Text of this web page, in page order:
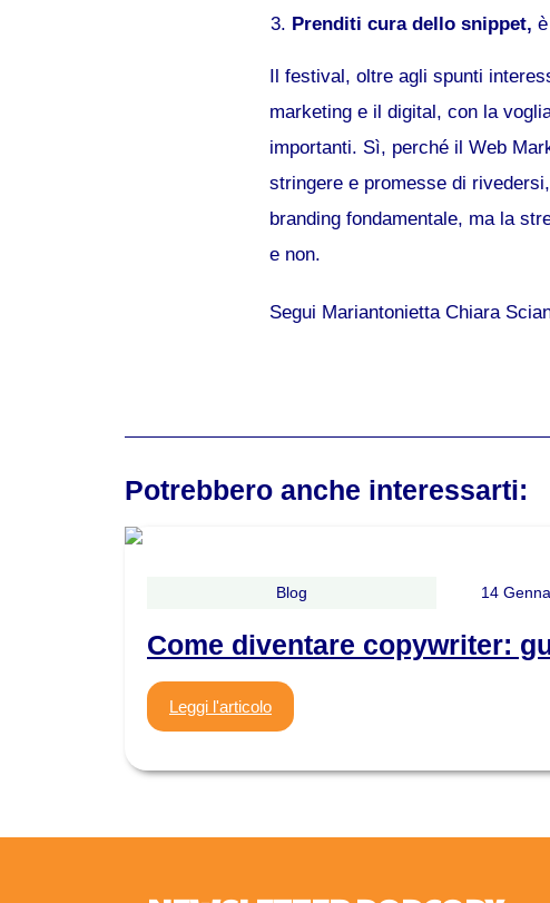
Prenditi cura dello snippet,
Il festival, oltre agli spunti
marketing e il digital, con la
importanti. Sì, perché il Web
stringere e promesse di
branding fondamentale, ma la
e non.
Segui Mariantonietta Chiara
Potrebbero anche interessarti:
Blog 14
Come diventare copywriter:
Leggi l'articolo